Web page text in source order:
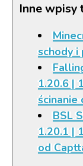
Inne wpisy
schody i
1.20.6 |
ścinanie
BSL
1.20.1 |
od